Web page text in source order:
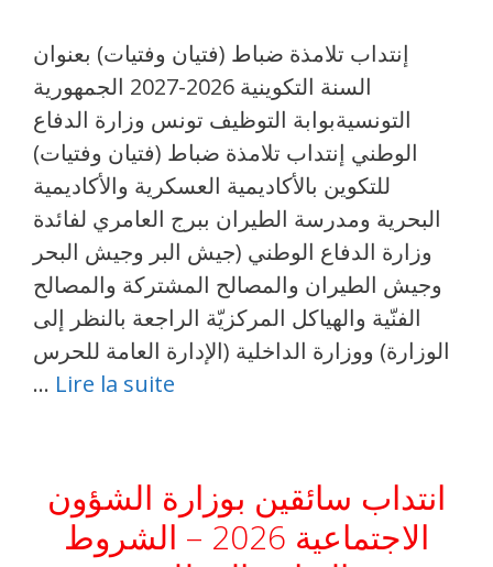
إنتداب تلامذة ضباط (فتيان وفتيات) بعنوان
السنة التكوينية 2026-2027 الجمهورية
التونسيةبوابة التوظيف تونس وزارة الدفاع
الوطني إنتداب تلامذة ضباط (فتيان وفتيات)
للتكوين بالأكاديمية العسكرية والأكاديمية
البحرية ومدرسة الطيران ببرج العامري لفائدة
وزارة الدفاع الوطني (جيش البر وجيش البحر
وجيش الطيران والمصالح المشتركة والمصالح
الفنّية والهياكل المركزيّة الراجعة بالنظر إلى
الوزارة) ووزارة الداخلية (الإدارة العامة للحرس
… Lire la suite
انتداب سائقين بوزارة الشؤون
الاجتماعية 2026 – الشروط